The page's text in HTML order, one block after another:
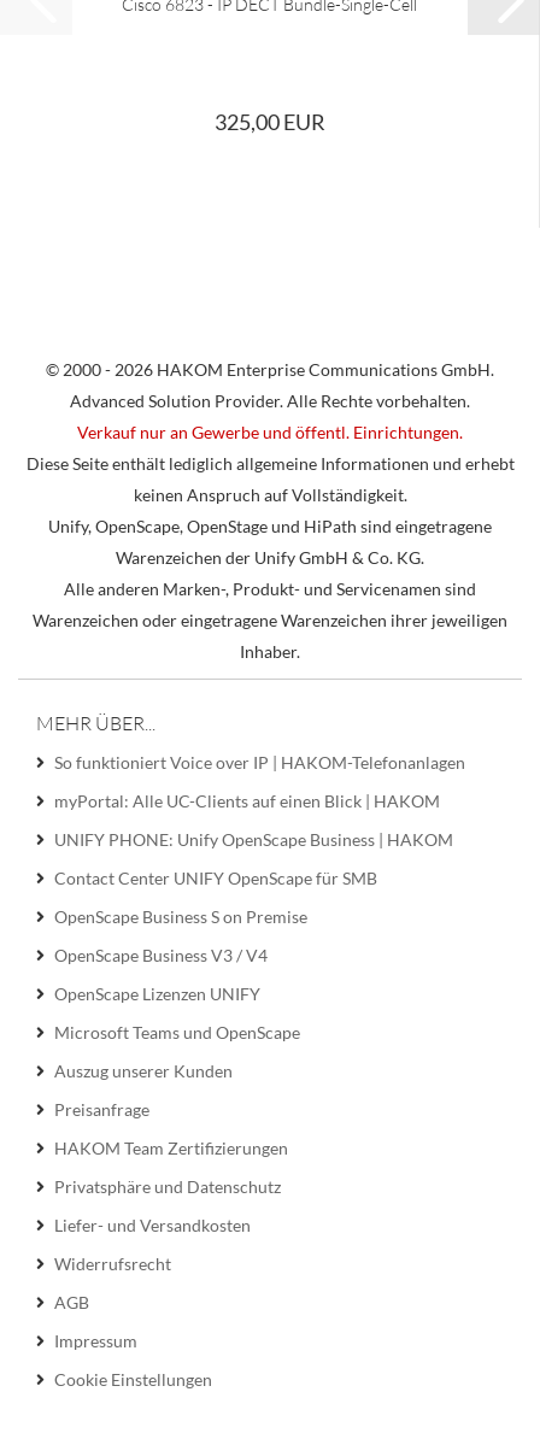
Cisco 6823 - IP DECT Bundle-Single-Cell
325,00 EUR
© 2000 - 2026 HAKOM Enterprise Communications GmbH.
Advanced Solution Provider. Alle Rechte vorbehalten.
Verkauf nur an Gewerbe und öffentl. Einrichtungen.
Diese Seite enthält lediglich allgemeine Informationen und erhebt
keinen Anspruch auf Vollständigkeit.
Unify, OpenScape, OpenStage und HiPath sind eingetragene
Warenzeichen der Unify GmbH & Co. KG.
Alle anderen Marken-, Produkt- und Servicenamen sind
Warenzeichen oder eingetragene Warenzeichen ihrer jeweiligen
Inhaber.
MEHR ÜBER...
So funktioniert Voice over IP | HAKOM-Telefonanlagen
myPortal: Alle UC-Clients auf einen Blick | HAKOM
UNIFY PHONE: Unify OpenScape Business | HAKOM
Contact Center UNIFY OpenScape für SMB
OpenScape Business S on Premise
OpenScape Business V3 / V4
OpenScape Lizenzen UNIFY
Microsoft Teams und OpenScape
Auszug unserer Kunden
Preisanfrage
HAKOM Team Zertifizierungen
Privatsphäre und Datenschutz
Liefer- und Versandkosten
Widerrufsrecht
AGB
Impressum
Cookie Einstellungen